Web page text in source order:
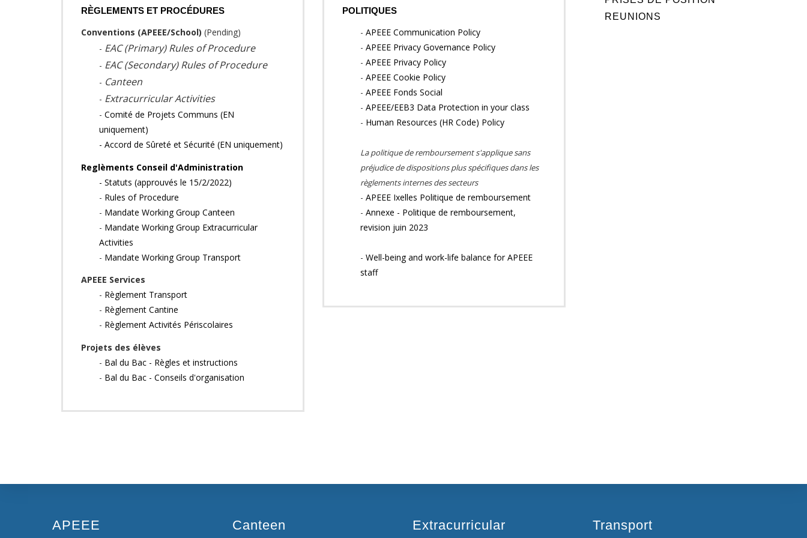
RÈGLEMENTS ET PROCÉDURES
Conventions (APEEE/School) (Pending)
- EAC (Primary) Rules of Procedure
- EAC (Secondary) Rules of Procedure
- Canteen
- Extracurricular Activities
- Comité de Projets Communs (EN
uniquement)
- Accord de Sûreté et Sécurité (EN uniquement)
Reglèments Conseil d'Administration
- Statuts (approuvés le 15/2/2022)
- Rules of Procedure
- Mandate Working Group Canteen
- Mandate Working Group Extracurricular
Activities
- Mandate Working Group Transport
APEEE Services
- Règlement Transport
- Règlement Cantine
- Règlement Activités Périscolaires
Projets des élèves
- Bal du Bac - Règles et instructions
- Bal du Bac - Conseils d'organisation
POLITIQUES
- APEEE Communication Policy
- APEEE Privacy Governance Policy
- APEEE Privacy Policy
- APEEE Cookie Policy
- APEEE Fonds Social
- APEEE/EEB3 Data Protection in your class
- Human Resources (HR Code) Policy
La politique de remboursement s'applique sans
préjudice de dispositions plus spécifiques dans les
règlements internes des secteurs
- APEEE Ixelles Politique de remboursement
- Annexe - Politique de remboursement,
revision juin 2023
- Well-being and work-life balance for APEEE
staff
REUNIONS
APEEE Canteen Extracurricular Transport